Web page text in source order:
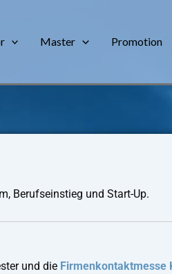
Master Promotion
Berufseinstieg und Start-Up.
und die Firmenkontaktmesse